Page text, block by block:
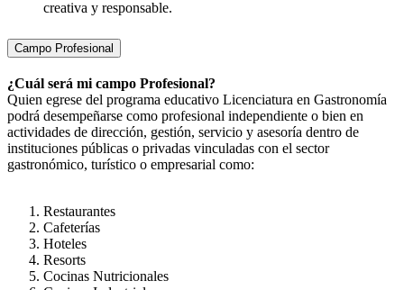
creativa y responsable.
Campo Profesional
¿Cuál será mi campo Profesional?
Quien egrese del programa educativo Licenciatura en Gastronomía
podrá desempeñarse como profesional independiente o bien en
actividades de dirección, gestión, servicio y asesoría dentro de
instituciones públicas o privadas vinculadas con el sector
gastronómico, turístico o empresarial como:
Restaurantes
Cafeterías
Hoteles
Resorts
Cocinas Nutricionales